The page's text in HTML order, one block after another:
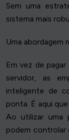
Sem uma
sistema mais
Uma abordagem
Em vez de
servidor, as
inteligente de
ponta. É aqui
Ao utilizar uma
podem controlar